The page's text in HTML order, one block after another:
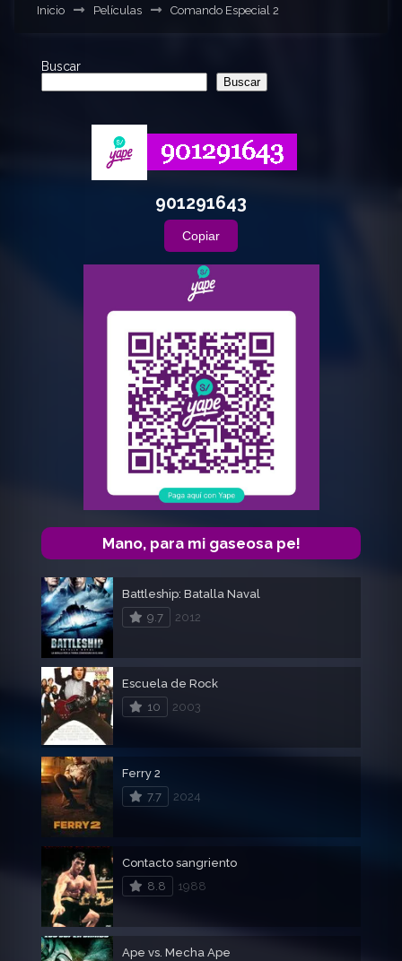
Inicio Películas Comando Especial 2
Buscar
Buscar
901291643
Copiar
Mano, para mi gaseosa pe!
Battleship: Batalla Naval
9.7
2012
Escuela de Rock
10
2003
Ferry 2
7.7
2024
Contacto sangriento
8.8
1988
Ape vs. Mecha Ape